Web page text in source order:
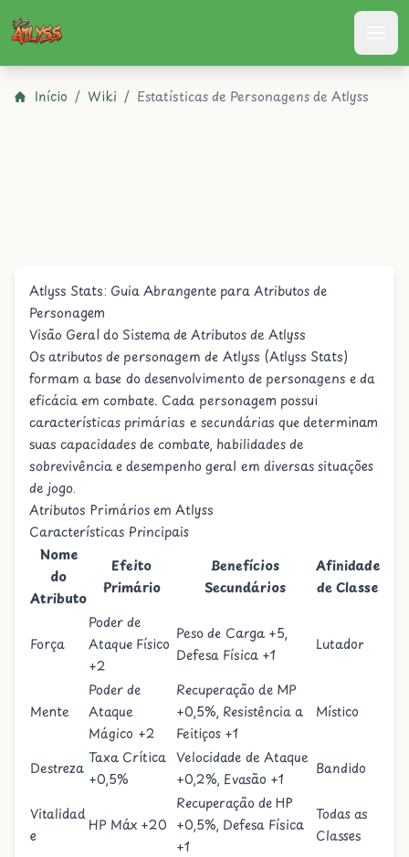
Atlyss
Início / Wiki / Estatísticas de Personagens de Atlyss
Atlyss Stats: Guia Abrangente para Atributos de
Personagem
Visão Geral do Sistema de Atributos de Atlyss
Os atributos de personagem de Atlyss (Atlyss Stats)
formam a base do desenvolvimento de personagens e da
eficácia em combate. Cada personagem possui
características primárias e secundárias que determinam
suas capacidades de combate, habilidades de
sobrevivência e desempenho geral em diversas situações
de jogo.
Atributos Primários em Atlyss
Características Principais
Nome
do
Atributo
Efeito
Primário
Benefícios
Secundários
Afinidade
de Classe
Força
Poder de
Ataque Físico
+2
Peso de Carga +5,
Defesa Física +1
Lutador
Mente
Poder de
Ataque
Mágico +2
Recuperação de MP
+0,5%, Resistência a
Feitiços +1
Místico
Destreza
Taxa Crítica
+0,5%
Velocidade de Ataque
+0,2%, Evasão +1
Bandido
Vitalidad
e
HP Máx +20
Recuperação de HP
+0,5%, Defesa Física
+1
Todas as
Classes